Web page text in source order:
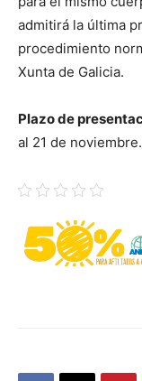
admitirá la última
procedimiento
Xunta de Galicia.
Plazo de
al 21 de noviembre.